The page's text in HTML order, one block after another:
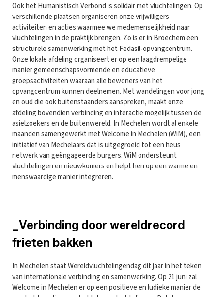
Ook het Humanistisch Verbond is solidair met vluchtelingen. Op
verschillende plaatsen organiseren onze vrijwilligers
activiteiten en acties waarmee we medemenselijkheid naar
vluchtelingen in de praktijk brengen. Zo is er in Broechem een
structurele samenwerking met het Fedasil-opvangcentrum.
Onze lokale afdeling organiseert er op een laagdrempelige
manier gemeenschapsvormende en educatieve
groepsactiviteiten waaraan alle bewoners van het
opvangcentrum kunnen deelnemen. Met wandelingen voor jong
en oud die ook buitenstaanders aanspreken, maakt onze
afdeling bovendien verbinding en interactie mogelijk tussen de
asielzoekers en de buitenwereld. In Mechelen wordt al enkele
maanden samengewerkt met Welcome in Mechelen (WiM), een
initiatief van Mechelaars dat is uitgegroeid tot een heus
netwerk van geëngageerde burgers. WiM ondersteunt
vluchtelingen en nieuwkomers en helpt hen op een warme en
menswaardige manier integreren.
_Verbinding door wereldrecord
frieten bakken
In Mechelen staat Wereldvluchtelingendag dit jaar in het teken
van internationale verbinding en samenwerking. Op 21 juni zal
Welcome in Mechelen er op een positieve en ludieke manier de